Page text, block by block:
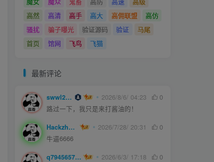
高然
高清 高手 高大 高佣联盟
高仿
骚扰
骗子曝光 验证源码 验证
马尾
首页
馆网 飞鸟 飞猫
最新评论
swwl2457 2026/8/6/ 04:23
0
路过一下，我只是来打酱油的！
Hackzheng 2026/7/28/ 20:31
0
牛逼6666
q794565750 2026/6/3/ 17:18
0